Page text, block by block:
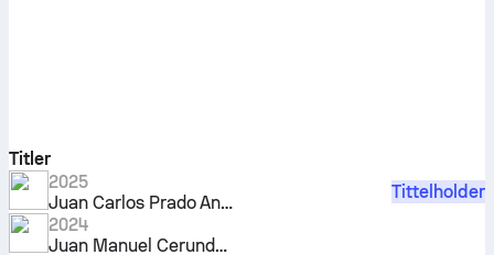
Titler
2025
Juan Carlos Prado Angelo
Tittelholder
2024
Juan Manuel Cerundolo